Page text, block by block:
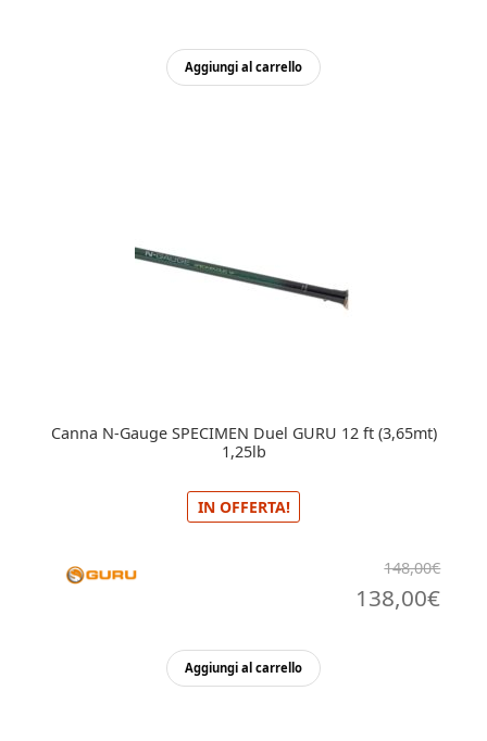
Aggiungi al carrello
Canna N-Gauge SPECIMEN Duel GURU 12 ft (3,65mt)
1,25lb
IN OFFERTA!
148,00€
138,00€Il
Aggiungi al carrello